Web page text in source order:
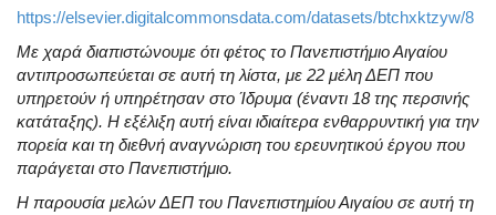
https://elsevier.digitalcommonsdata.com/datasets/btchxktzyw/8
Με χαρά διαπιστώνουμε ότι φέτος το Πανεπιστήμιο Αιγαίου
αντιπροσωπεύεται σε αυτή τη λίστα, με 22 μέλη ΔΕΠ που
υπηρετούν ή υπηρέτησαν στο Ίδρυμα (έναντι 18 της περσινής
κατάταξης). Η εξέλιξη αυτή είναι ιδιαίτερα ενθαρρυντική για την
πορεία και τη διεθνή αναγνώριση του ερευνητικού έργου που
παράγεται στο Πανεπιστήμιο.
Η παρουσία μελών ΔΕΠ του Πανεπιστημίου Αιγαίου σε αυτή τη